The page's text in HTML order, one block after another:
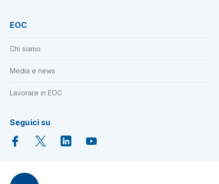
EOC
Chi siamo
Media e news
Lavorare in EOC
Seguici su